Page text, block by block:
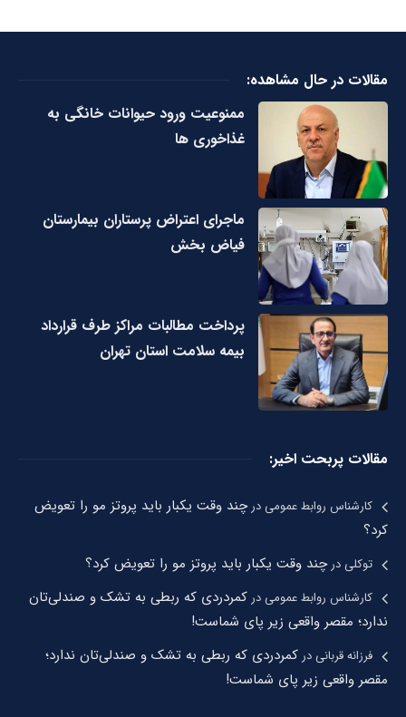
مقالات در حال مشاهده:
ممنوعیت ورود حیوانات خانگی به
غذاخوری ها
ماجرای اعتراض پرستاران بیمارستان
فیاض بخش
پرداخت مطالبات مراکز طرف قرارداد
بیمه سلامت استان تهران
مقالات پربحت اخیر:
کارشناس روابط عمومیدرچند وقت یکبار باید پروتز مو را تعویض
کرد؟
توکلیدرچند وقت یکبار باید پروتز مو را تعویض کرد؟
کارشناس روابط عمومیدر کمردردی که ربطی به تشک و صندلی‌تان
ندارد؛ مقصر واقعی زیر پای شماست!
فرزانه قربانیدر کمردردی که ربطی به تشک و صندلی‌تان ندارد؛
مقصر واقعی زیر پای شماست!